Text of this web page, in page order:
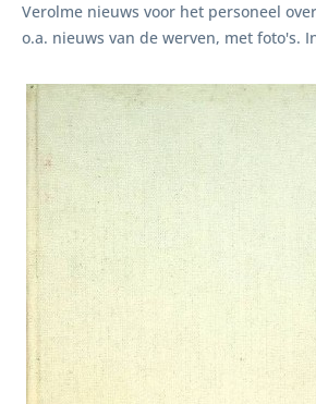
Verolme nieuws voor het personeel
o.a. nieuws van de werven, met foto's.